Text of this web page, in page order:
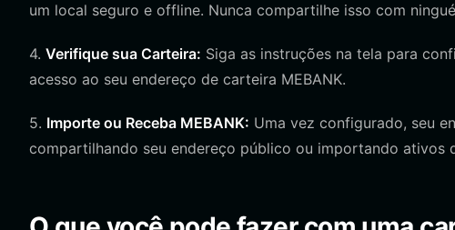
um local seguro e offline. Nunca compartilhe isso com
4. Verifique sua Carteira: Siga as instruções na tela para
acesso ao seu endereço de carteira MEBANK.
5. Importe ou Receba MEBANK: Uma vez configurado, seu
compartilhando seu endereço público ou importando ativos